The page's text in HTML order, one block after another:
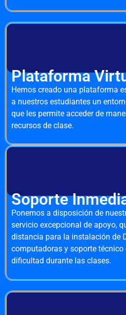
Plataforma
Hemos creado una plataforma
a nuestros estudiantes un
que les permite acceder de
recursos de clase.
Soporte
Ponemos a disposición de
servicio excepcional de apoyo,
distancia para la instalación de
computadoras y soporte técnico
dificultad durante las clases.